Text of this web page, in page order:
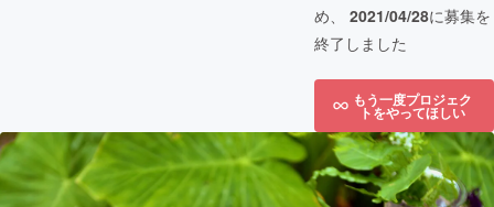
め、 2021/04/28に募集を
終了しました
もう一度プロジェク
トをやってほしい